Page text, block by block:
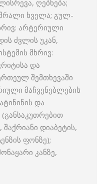
ღებნება;
ხველა; გულ-
არტერიული
ძვლის უკან,
მხრივ:
და
შემთხევაში
მაჩვენებლების
და
დიაბეტის,
ფონზე);
კანზე,